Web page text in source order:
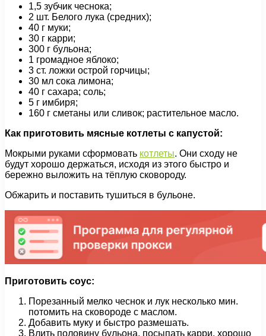
1,5 зубчик чеснока;
2 шт. Белого лука (средних);
40 г муки;
30 г карри;
300 г бульона;
1 громадное яблоко;
3 ст. ложки острой горчицы;
30 мл сока лимона;
40 г сахара; соль;
5 г имбиря;
160 г сметаны или сливок; растительное масло.
Как приготовить мясные котлеты с капустой:
Мокрыми руками сформовать котлеты. Они сходу не
будут хорошо держаться, исходя из этого быстро и
бережно выложить на тёплую сковороду.
Обжарить и поставить тушиться в бульоне.
Приготовить соус:
Порезанный мелко чеснок и лук несколько мин.
потомить на сковороде с маслом.
Добавить муку и быстро размешать.
Влить половину бульона, посыпать карри, хорошо